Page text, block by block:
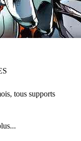
tous supports